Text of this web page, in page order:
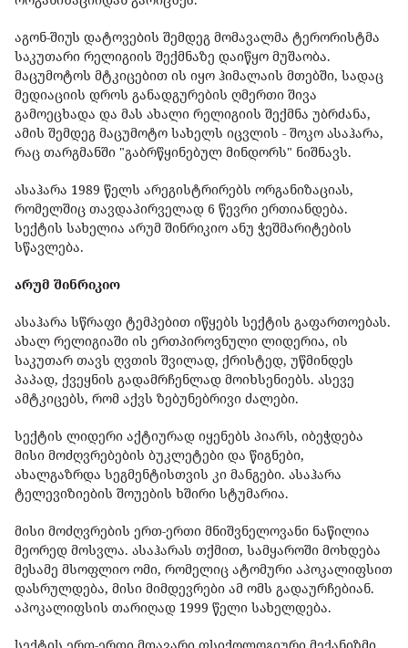
აგონ-შიუს დატოვების შემდეგ მომავალმა ტერორისტმა
საკუთარი რელიგიის შექმნაზე დაიწყო მუშაობა.
მაცუმოტოს მტკიცებით ის იყო ჰიმალაის მთებში, სადაც
მედიაციის დროს განადგურების ღმერთი შივა
გამოეცხადა და მას ახალი რელიგიის შექმნა უბრძანა,
ამის შემდეგ მაცუმოტო სახელს იცვლის - შოკო ასაჰარა,
რაც თარგმანში "გაბრწყინებულ მინდორს" ნიშნავს.
ასაჰარა 1989 წელს არეგისტრირებს ორგანიზაციას,
რომელშიც თავდაპირველად 6 წევრი ერთიანდება.
სექტის სახელია არუმ შინრიკიო ანუ ჭეშმარიტების
სწავლება.
არუმ შინრიკიო
ასაჰარა სწრაფი ტემპებით იწყებს სექტის გაფართოებას.
ახალ რელიგიაში ის ერთპიროვნული ლიდერია, ის
საკუთარ თავს ღვთის შვილად, ქრისტედ, უწმინდეს
პაპად, ქვეყნის გადამრჩენლად მოიხსენიებს. ასევე
ამტკიცებს, რომ აქვს ზებუნებრივი ძალები.
სექტის ლიდერი აქტიურად იყენებს პიარს, იბეჭდება
მისი მოძღვრებების ბუკლეტები და წიგნები,
ახალგაზრდა სეგმენტისთვის კი მანგები. ასაჰარა
ტელევიზიების შოუების ხშირი სტუმარია.
მისი მოძღვრების ერთ-ერთი მნიშვნელოვანი ნაწილია
მეორედ მოსვლა. ასაჰარას თქმით, სამყაროში მოხდება
მესამე მსოფლიო ომი, რომელიც ატომური აპოკალიფსით
დასრულდება, მისი მიმდევრები ამ ომს გადაურჩებიან.
აპოკალიფსის თარიღად 1999 წელი სახელდება.
სექტის ერთ-ერთი მთავარი ფსიქოლოგიური მექანიზმი